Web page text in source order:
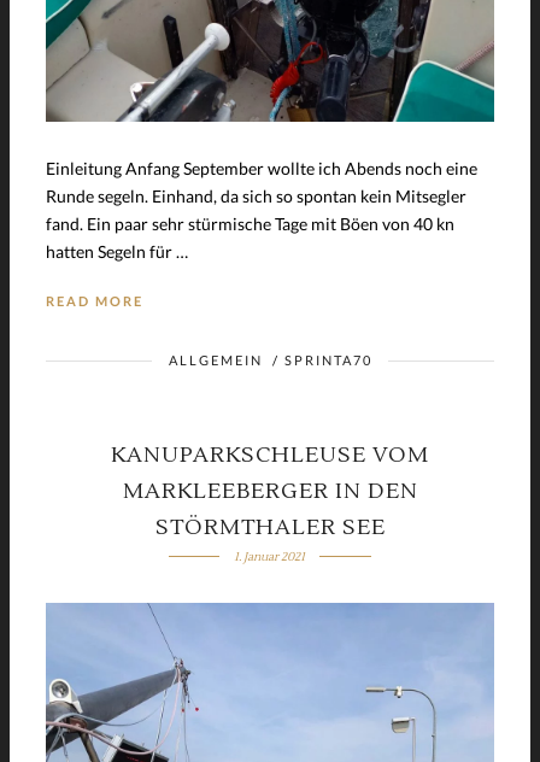
Einleitung Anfang September wollte ich Abends noch eine
Runde segeln. Einhand, da sich so spontan kein Mitsegler
fand. Ein paar sehr stürmische Tage mit Böen von 40 kn
hatten Segeln für …
READ MORE
ALLGEMEIN / SPRINTA70
KANUPARKSCHLEUSE VOM
MARKLEEBERGER IN DEN
STÖRMTHALER SEE
1. Januar 2021